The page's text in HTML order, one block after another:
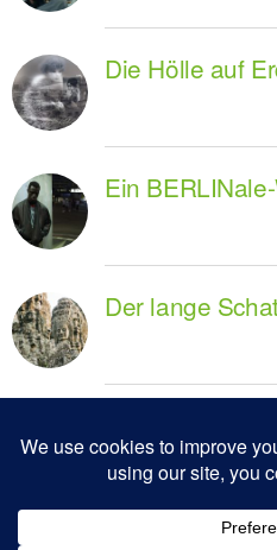
Die Hölle auf
Ein
Der lange
Zum
Mobil